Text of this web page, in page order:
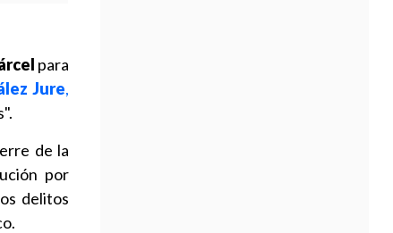
para
Jure,
de la
por
delitos